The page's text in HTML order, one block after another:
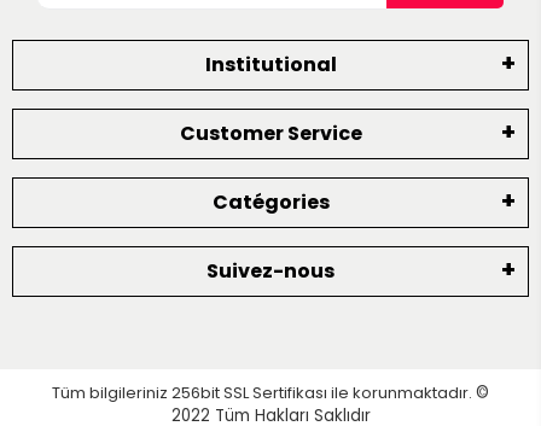
Institutional
Customer Service
Catégories
Suivez-nous
Tüm bilgileriniz 256bit SSL Sertifikası ile korunmaktadır. ©
2022 Tüm Hakları Saklıdır